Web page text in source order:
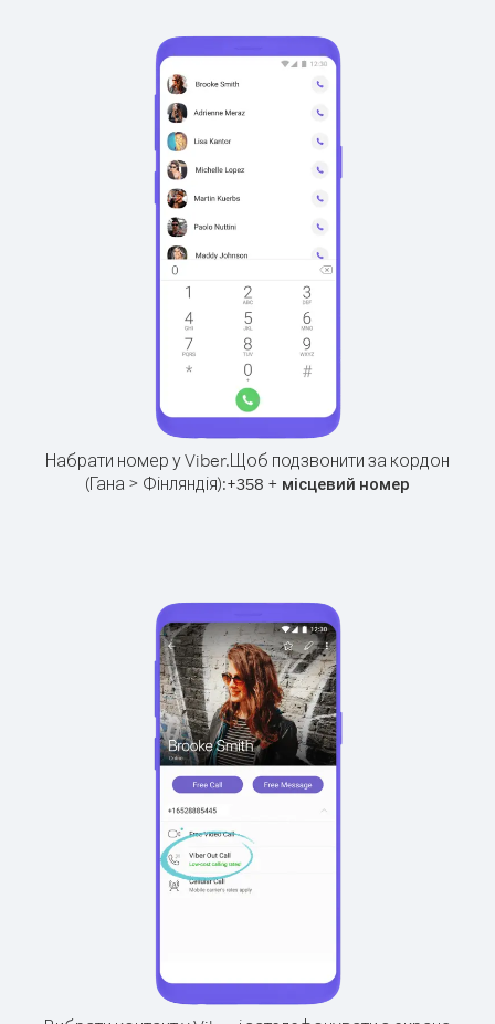
Набрати номер у Viber.Щоб подзвонити за кордон
(Гана > Фінляндія):+358 + місцевий номер